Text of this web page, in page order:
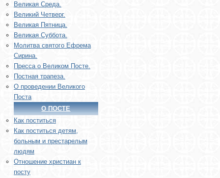
Великая Среда.
Великий Четверг.
Великая Пятница.
Великая Суббота.
Молитва святого Ефрема
Сирина.
Пресса о Великом Посте.
Постная трапеза.
О проведении Великого
Поста
О ПОСТЕ
Как поститься
Как поститься детям,
больным и престарелым
людям
Отношение христиан к
посту